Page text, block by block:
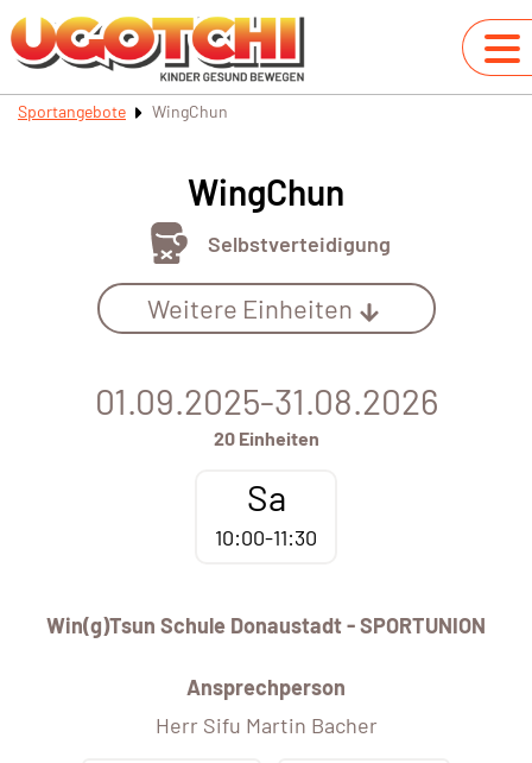
Sportangebote WingChun
WingChun
Selbstverteidigung
Weitere Einheiten
01.09.2025-31.08.2026
20 Einheiten
Sa
10:00-11:30
Win(g)Tsun Schule Donaustadt - SPORTUNION
Ansprechperson
Herr Sifu Martin Bacher